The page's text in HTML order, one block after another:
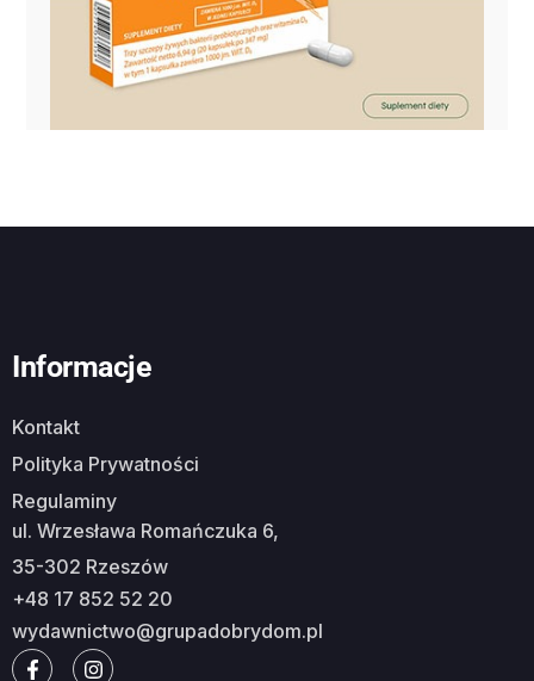
Informacje
Kontakt
Polityka Prywatności
Regulaminy
ul. Wrzesława Romańczuka 6,
35-302 Rzeszów
+48 17 852 52 20
wydawnictwo@grupadobrydom.pl